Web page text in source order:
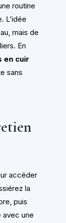
routine
L’idée
mais de
En
en cuir
sans
accéder
la
puis
avec une